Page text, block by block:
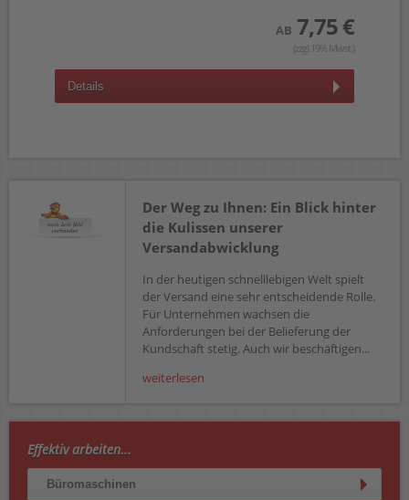
AB 7,75 €
(zzgl.19% Mwst.)
Details
Der Weg zu Ihnen: Ein Blick hinter
die Kulissen unserer
Versandabwicklung
In der heutigen schnelllebigen Welt spielt
der Versand eine sehr entscheidende Rolle.
Für Unternehmen wachsen die
Anforderungen bei der Belieferung der
Kundschaft stetig. Auch wir beschäftigen...
weiterlesen
Effektiv arbeiten...
Büromaschinen